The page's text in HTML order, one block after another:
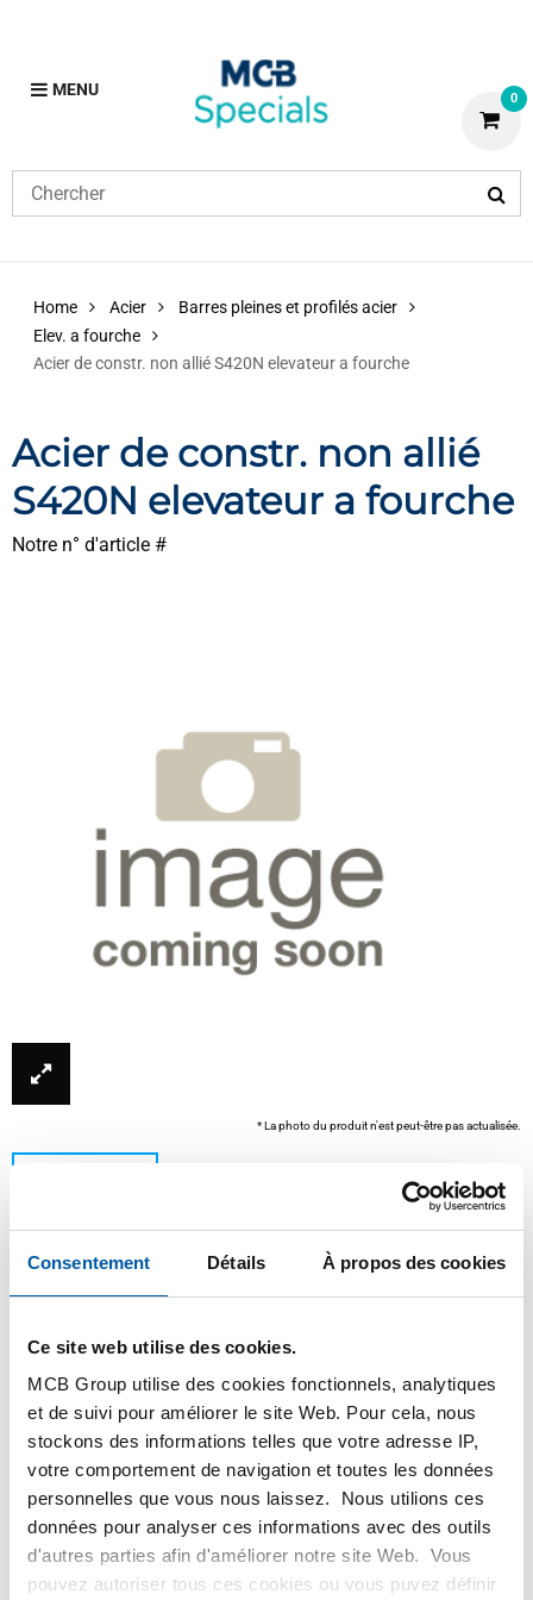
Consentement Détails À propos des cookies
Ce site web utilise des cookies.
MCB Group utilise des cookies fonctionnels, analytiques
et de suivi pour améliorer le site Web. Pour cela, nous
stockons des informations telles que votre adresse IP,
votre comportement de navigation et toutes les données
personnelles que vous nous laissez. Nous utilions ces
données pour analyser ces informations avec des outils
d'autres parties afin d'améliorer notre site Web. Vous
pouvez autoriser tous ces cookies ou vous puvez définir
MENU 0
Home Acier
Barres pleines et profilés acier
Elev. a fourche
Acier de constr. non allié S420N elevateur a fourche
Acier de constr. non allié
S420N elevateur a fourche
Notre n° d'article #
* La photo du produit n'est peut-être pas actualisée.
Ce produit ne peut être commandé en ligne, pour
plus d'information, veuillez contacter notre service
client.
Commandez avec vos propres numéros d’articles
Calculez avec les prix MCB actuels